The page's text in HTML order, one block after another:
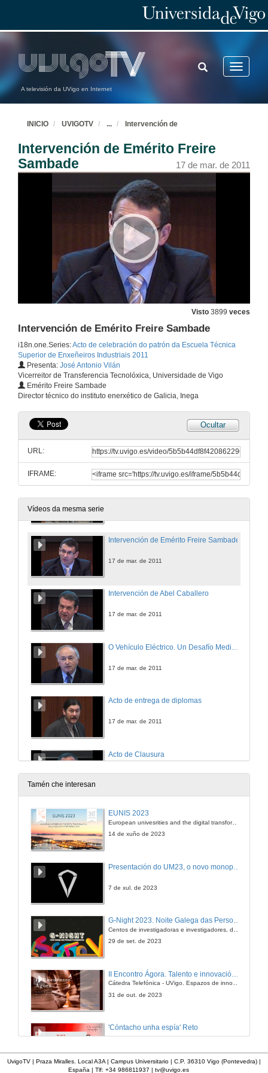
A televisión da UVigo en Internet
Toggle
TOGGLE
SEARCH
INICIO UVIGOTV ... Intervención de
Intervención de Emérito Freire
Sambade
17 de mar. de 2011
Visto 3899 veces
Intervención de Emérito Freire Sambade
i18n.one.Series:Acto de celebración do patrón da Escuela Técnica
Superior de Enxeñeiros Industriais 2011
Presenta: José Antonio Vilán
Vicerreitor de Transferencia Tecnolóxica, Universidade de Vigo
Emérito Freire Sambade
Director técnico do instituto enerxético de Galicia, Inega
Ocultar
URL:
IFRAME:
Vídeos da mesma serie
Intervención de Luis González
17 de mar. de 2011
Intervención de Carlos Vivas Martínez
17 de mar. de 2011
Intervención de Constantino García Ares
Intervención de Emérito Freire Sambade
17 de mar. de 2011
Intervención de Abel Caballero
17 de mar. de 2011
17 de mar. de 2011
Acto de entrega de diplomas
17 de mar. de 2011
Acto de Clausura
17 de mar. de 2011
Tamén che interesan
EUNIS 2023
European univesrities and the digital transformation: challenges and opportunities ahead
14 de xuño de 2023
7 de xul. de 2023
G-Night 2023. Noite Galega das Persoas Investigadoras. Conciencias creativas
29 de set. de 2023
Cátedra Telefónica - UVigo. Espazos de innovación
31 de out. de 2023
'Cóntacho unha espía' Reto
UvigoTV | Praza Miralles. Local A3A | Campus Universitario | C.P. 36310 Vigo (Pontevedra) |
España | Tlf: +34 986811937 | tv@uvigo.es